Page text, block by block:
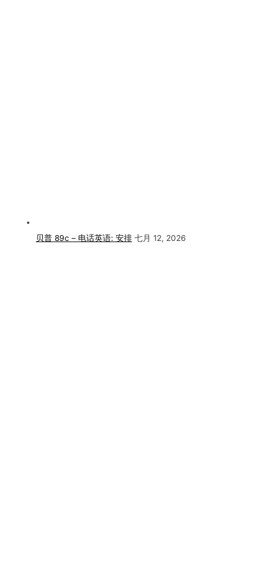
贝普 89c – 电话英语: 安排 七月 12, 2026